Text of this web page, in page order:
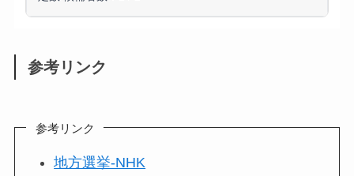
参考リンク
参考リンク
地方選挙-NHK